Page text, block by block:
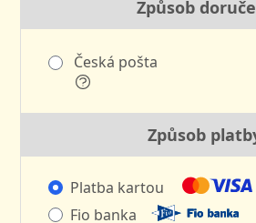
Způsob
Česká pošta
Způsob
Platba kartou
Fio banka